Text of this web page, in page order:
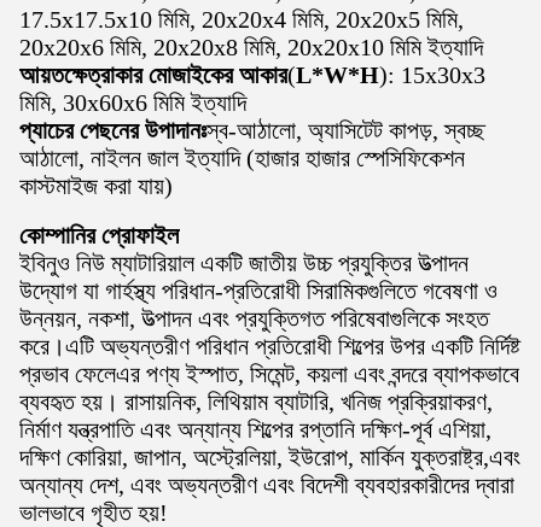
17.5x17.5x10 মিমি, 20x20x4 মিমি, 20x20x5 মিমি,
20x20x6 মিমি, 20x20x8 মিমি, 20x20x10 মিমি ইত্যাদি
আয়তক্ষেত্রাকার মোজাইকের আকার(L*W*H): 15x30x3
মিমি, 30x60x6 মিমি ইত্যাদি
প্যাচের পেছনের উপাদানঃস্ব-আঠালো, অ্যাসিটেট কাপড়, স্বচ্ছ
আঠালো, নাইলন জাল ইত্যাদি (হাজার হাজার স্পেসিফিকেশন
কাস্টমাইজ করা যায়)
কোম্পানির প্রোফাইল
ইবিনুও নিউ ম্যাটারিয়াল একটি জাতীয় উচ্চ প্রযুক্তির উত্পাদন
উদ্যোগ যা গার্হস্থ্য পরিধান-প্রতিরোধী সিরামিকগুলিতে গবেষণা ও
উন্নয়ন, নকশা, উত্পাদন এবং প্রযুক্তিগত পরিষেবাগুলিকে সংহত
করে।এটি অভ্যন্তরীণ পরিধান প্রতিরোধী শিল্পের উপর একটি নির্দিষ্ট
প্রভাব ফেলেএর পণ্য ইস্পাত, সিমেন্ট, কয়লা এবং বন্দরে ব্যাপকভাবে
ব্যবহৃত হয়। রাসায়নিক, লিথিয়াম ব্যাটারি, খনিজ প্রক্রিয়াকরণ,
নির্মাণ যন্ত্রপাতি এবং অন্যান্য শিল্পের রপ্তানি দক্ষিণ-পূর্ব এশিয়া,
দক্ষিণ কোরিয়া, জাপান, অস্ট্রেলিয়া, ইউরোপ, মার্কিন যুক্তরাষ্ট্র,এবং
অন্যান্য দেশ, এবং অভ্যন্তরীণ এবং বিদেশী ব্যবহারকারীদের দ্বারা
ভালভাবে গৃহীত হয়!